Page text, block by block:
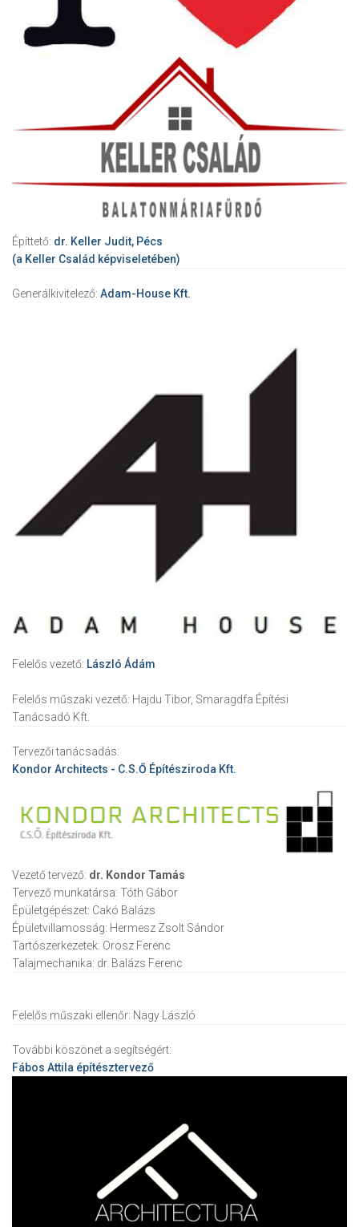
Építtető: dr. Keller Judit, Pécs
(a Keller Család képviseletében)
Generálkivitelező: Adam-House Kft.
Felelős vezető: László Ádám
Felelős műszaki vezető: Hajdu Tibor, Smaragdfa Építési
Tanácsadó Kft.
Tervezői tanácsadás:
Kondor Architects - C.S.Ő Építésziroda Kft.
Vezető tervező: dr. Kondor Tamás
Tervező munkatársa: Tóth Gábor
Épületgépészet: Cakó Balázs
Épületvillamosság: Hermesz Zsolt Sándor
Tartószerkezetek: Orosz Ferenc
Talajmechanika: dr. Balázs Ferenc
Felelős műszaki ellenőr: Nagy László
További köszönet a segítségért:
Fábos Attila építésztervező